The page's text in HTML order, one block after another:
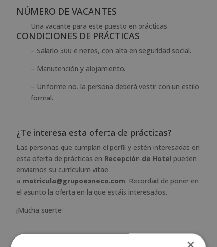
NÚMERO DE VACANTES
Una vacante para este puesto en prácticas
CONDICIONES DE PRÁCTICAS
– Salario 300 e netos, con alta en seguridad social.
– Manutención y alojamiento.
– Uniforme no, la persona deberá vestir con un estilo
formal.
¿Te interesa esta oferta de prácticas?
Las personas que cumplan el perfil y estén interesadas en
esta oferta de prácticas en Recepción de Hotel pueden
enviarnos su currículum vitae
a matricula@grupoesneca.com. Recordad de poner en
el asunto la oferta en la que estáis interesados.
¡Mucha suerte!